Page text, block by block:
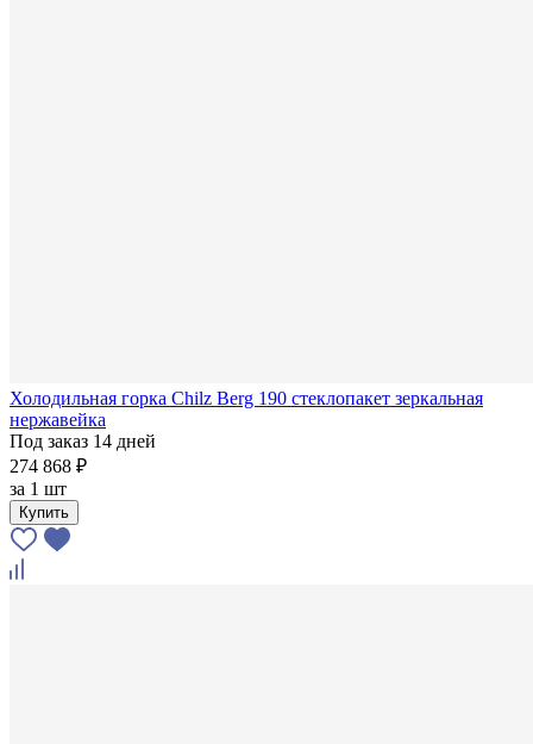
Холодильная горка Chilz Berg 190 стеклопакет зеркальная
нержавейка
Под заказ 14 дней
274 868 ₽
за 1 шт
Купить